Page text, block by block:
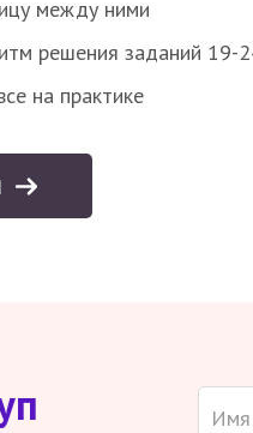
между ними
решения заданий 19-
на практике